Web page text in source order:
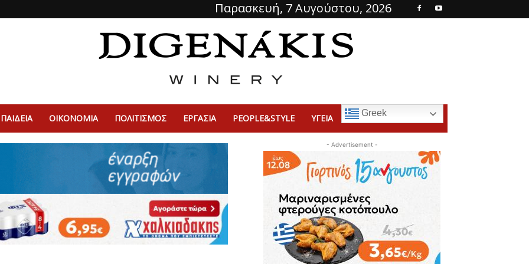
Παρασκευή, 7 Αυγούστου, 2026
ΠΑΙΔΕΙΑ ΟΙΚΟΝΟΜΙΑ ΠΟΛΙΤΙΣΜΌΣ ΕΡΓΑΣΙΑ PEOPLE&STYLE ΥΓΕΙΑ Greek
- Advertisement -